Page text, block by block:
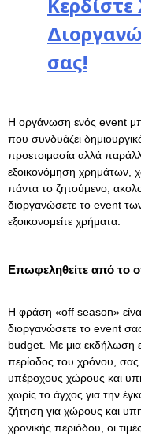
Ρομαντική
σας!
Η οργάνωση ενός event
που συνδυάζει
προετοιμασία αλλά
εξοικονόμηση χρημάτων,
πάντα το ζητούμενο,
διοργανώσετε το event
εξοικονομείτε χρήματα.
Επωφεληθείτε από το
Η φράση «οff season»
διοργανώσετε το event
budget. Με μια εκδήλωση
περίοδος του χρόνου, σας
υπέροχους χώρους και
χωρίς το άγχος για την
ζήτηση για χώρους και
χρονικής περιόδου, οι